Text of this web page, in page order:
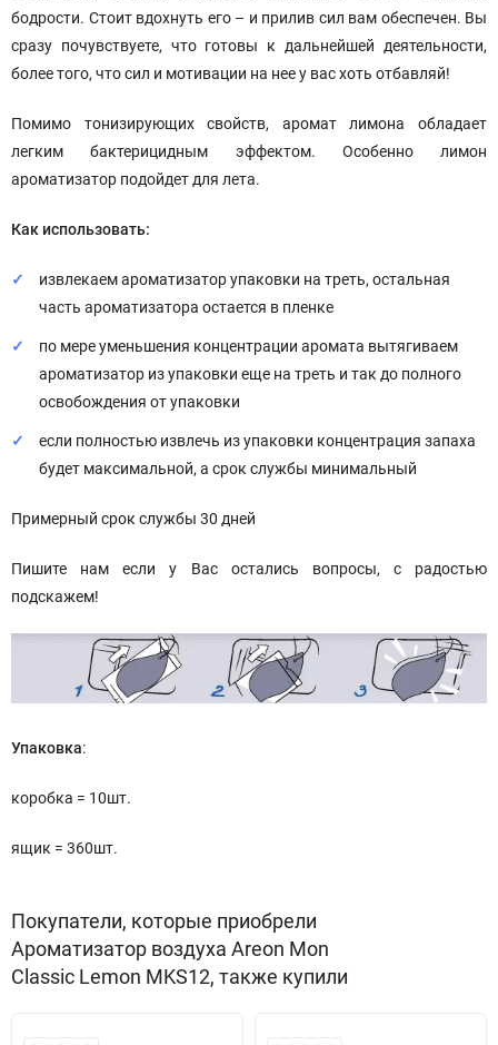
бодрости. Стоит вдохнуть его – и прилив сил вам обеспечен. Вы
сразу почувствуете, что готовы к дальнейшей деятельности,
более того, что сил и мотивации на нее у вас хоть отбавляй!
Помимо тонизирующих свойств, аромат лимона обладает
легким бактерицидным эффектом. Особенно лимон
ароматизатор подойдет для лета.
Как использовать:
извлекаем ароматизатор упаковки на треть, остальная
часть ароматизатора остается в пленке
по мере уменьшения концентрации аромата вытягиваем
ароматизатор из упаковки еще на треть и так до полного
освобождения от упаковки
если полностью извлечь из упаковки концентрация запаха
будет максимальной, а срок службы минимальный
Примерный срок службы 30 дней
Пишите нам если у Вас остались вопросы, с радостью
подскажем!
Упаковка:
коробка = 10шт.
ящик = 360шт.
Покупатели, которые приобрели
Ароматизатор воздуха Areon Mon
Classic Lemon MKS12, также купили